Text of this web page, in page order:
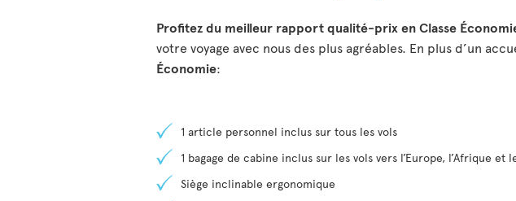
Profitez du meilleur rapport qualité-prix en Classe
votre voyage avec nous des plus agréables. En plus d’un
Économie:
1 article personnel inclus sur tous les vols
1 bagage de cabine inclus sur les vols vers l’Europe, l’Afrique et
Siège inclinable ergonomique